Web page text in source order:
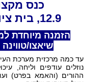
כנס
12.9, בית ציוני אמריקה, ת"א
הזמנה מיוחדת
שיאצו/
עד כמה מרכזית מערכת
נוזלים עודפים וליחה,
ההורים (והאמא בפרט)